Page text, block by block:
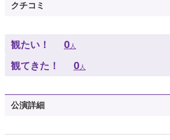
クチコミ
観たい！ 0人
観てきた！ 0人
公演詳細